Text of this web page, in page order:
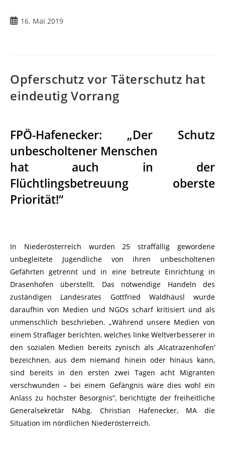
16. Mai 2019
Opferschutz vor Täterschutz hat
eindeutig Vorrang
FPÖ-Hafenecker: „Der Schutz
unbescholtener Menschen
hat auch in der
Flüchtlingsbetreuung oberste
Priorität!“
In Niederösterreich wurden 25 straffällig gewordene
unbegleitete Jugendliche von ihren unbescholtenen
Gefährten getrennt und in eine betreute Einrichtung in
Drasenhofen überstellt. Das notwendige Handeln des
zuständigen Landesrates Gottfried Waldhäusl wurde
daraufhin von Medien und NGOs scharf kritisiert und als
unmenschlich beschrieben. „Während unsere Medien von
einem Straflager berichten, welches linke Weltverbesserer in
den sozialen Medien bereits zynisch als ‚Alcatrazenhofen’
bezeichnen, aus dem niemand hinein oder hinaus kann,
sind bereits in den ersten zwei Tagen acht Migranten
verschwunden – bei einem Gefängnis wäre dies wohl ein
Anlass zu höchster Besorgnis“, berichtigte der freiheitliche
Generalsekretär NAbg. Christian Hafenecker, MA die
Situation im nördlichen Niederösterreich.